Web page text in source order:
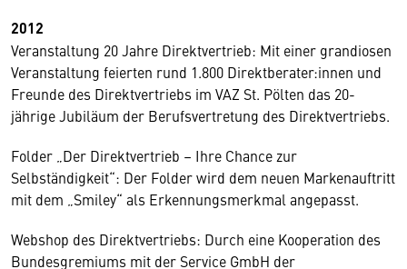
2012
Veranstaltung 20 Jahre Direktvertrieb: Mit einer grandiosen
Veranstaltung feierten rund 1.800 Direktberater:innen und
Freunde des Direktvertriebs im VAZ St. Pölten das 20-
jährige Jubiläum der Berufsvertretung des Direktvertriebs.
Folder „Der Direktvertrieb – Ihre Chance zur
Selbständigkeit“: Der Folder wird dem neuen Markenauftritt
mit dem „Smiley“ als Erkennungsmerkmal angepasst.
Webshop des Direktvertriebs: Durch eine Kooperation des
Bundesgremiums mit der Service GmbH der